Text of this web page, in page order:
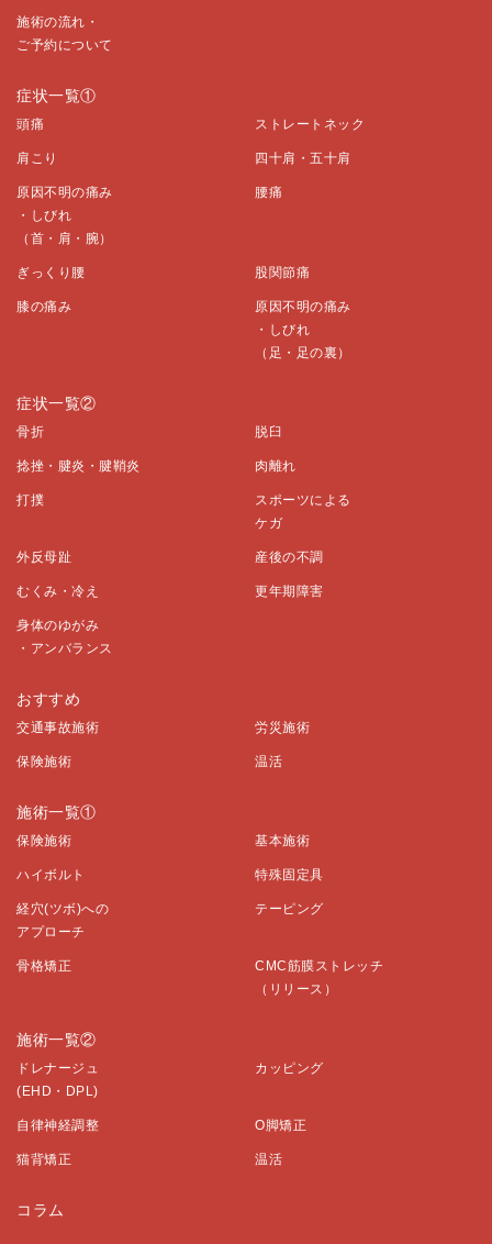
施術の流れ・
ご予約について
症状一覧①
頭痛 ストレートネック
肩こり 四十肩・五十肩
原因不明の痛み
・しびれ
（首・肩・腕）
腰痛
ぎっくり腰 股関節痛
膝の痛み
原因不明の痛み
・しびれ
（足・足の裏）
症状一覧②
骨折 脱臼
捻挫・腱炎・腱鞘炎 肉離れ
打撲
スポーツによる
ケガ
外反母趾 産後の不調
むくみ・冷え 更年期障害
身体のゆがみ
・アンバランス
おすすめ
交通事故施術 労災施術
保険施術 温活
施術一覧①
保険施術 基本施術
ハイボルト 特殊固定具
経穴(ツボ)への
アプローチ
テーピング
骨格矯正
CMC筋膜ストレッチ
（リリース）
施術一覧②
ドレナージュ
(EHD・DPL)
カッピング
自律神経調整 O脚矯正
猫背矯正 温活
コラム